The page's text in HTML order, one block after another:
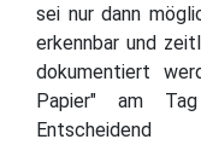
sei nur dann
erkennbar und
dokumentiert
Papier" am